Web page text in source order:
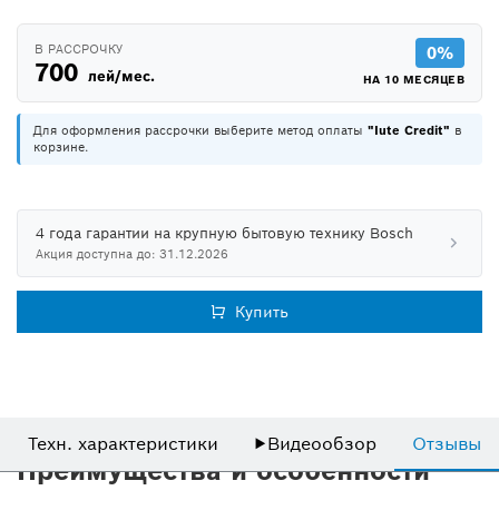
В РАССРОЧКУ
700 лей/мес.
0%
НА 10 МЕСЯЦЕВ
Для оформления рассрочки выберите метод оплаты "Iute Credit" в
корзине.
4 года гарантии на крупную бытовую технику Bosch
Акция доступна до: 31.12.2026
Купить
Техн. характеристики ▶Видеообзор Отзывы
Преимущества и особенности